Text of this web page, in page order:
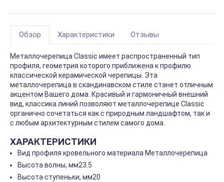
Обзор Характеристики Отзывы
Металлочерепица Classic имеет распространенный тип
профиля, геометрия которого приближена к профилю
классической керамической черепицы. Эта
металлочерепица в скандинавском стиле станет отличным
акцентом Вашего дома. Красивый и гармоничный внешний
вид, классика линий позволяют металлочерепице Classic
органично сочетаться как с природным ландшафтом, так и
с любым архитектурным стилем самого дома.
ХАРАКТЕРИСТИКИ
Вид профиля кровельного материала Металлочерепица
Высота волны, мм23.5
Высота ступеньки, мм20